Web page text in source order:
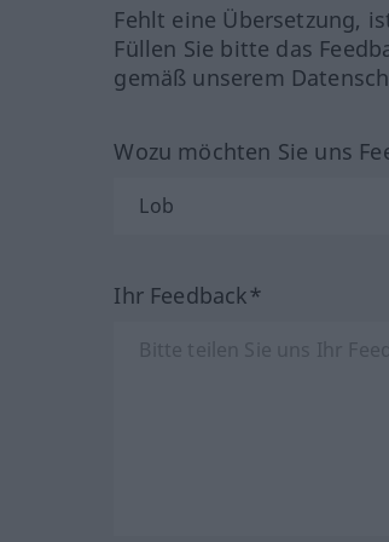
Fehlt eine Übersetzung,
Füllen Sie bitte das
gemäß unserem
Wozu möchten Sie uns
Ihr Feedback*